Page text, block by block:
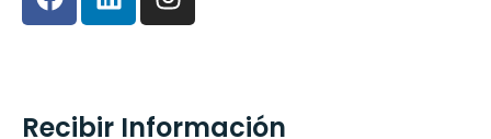
Recibir Información